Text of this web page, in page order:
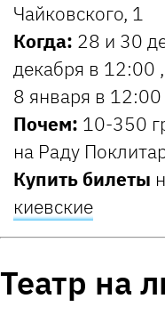
Чайковского, 1
Когда: 28 и 30
декабря в 12:00
8 января в 12:00
Почем: 10-350
на Раду
Купить билеты
киевские
Театр на